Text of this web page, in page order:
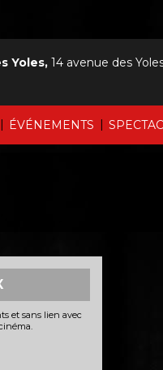
| ÉVÉNEMENTS |
Yoles, 14 avenue des
et sans lien avec